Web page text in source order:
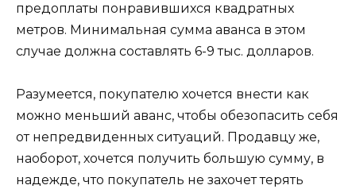
предоплаты понравившихся квадратных
метров. Минимальная сумма аванса в этом
случае должна составлять 6-9 тыс. долларов.
Разумеется, покупателю хочется внести как
можно меньший аванс, чтобы обезопасить себя
от непредвиденных ситуаций. Продавцу же,
наоборот, хочется получить большую сумму, в
надежде, что покупатель не захочет терять